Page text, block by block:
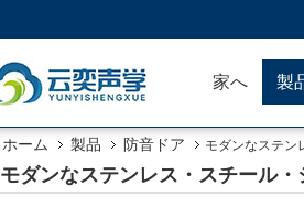
家へ 製
ホーム 製品 防音ドア モダンなステン
モダンなステンレス・スチール